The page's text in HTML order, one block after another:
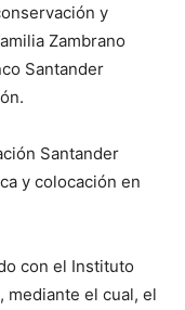
y
Zambrano
Santander
Santander
y colocación en
con el Instituto
mediante el cual, el